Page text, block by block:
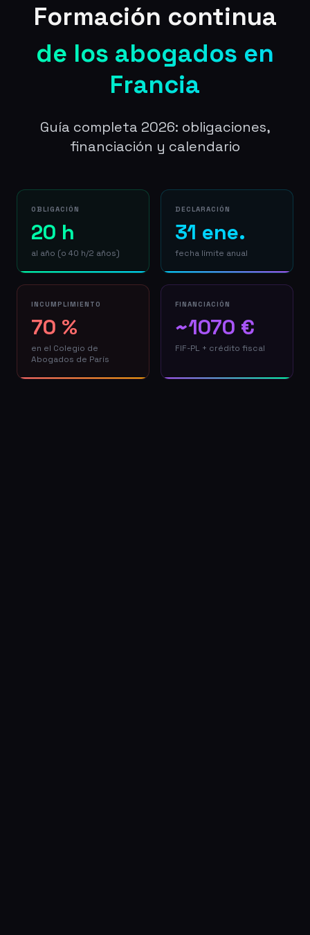
Formación continua
de los abogados en
Francia
Guía completa 2026: obligaciones,
financiación y calendario
OBLIGACIÓN
20 h
al año (o 40 h/2 años)
DECLARACIÓN
31 ene.
fecha límite anual
INCUMPLIMIENTO
70 %
en el Colegio de
Abogados de París
FINANCIACIÓN
~1070 €
FIF-PL + crédito fiscal